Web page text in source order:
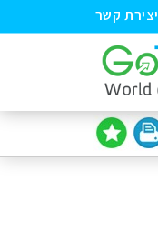
יצירת קשר